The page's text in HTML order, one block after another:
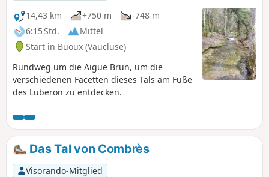
14,43 km
+750 m
-748 m
6:15 Std.
Mittel
Start in Buoux (Vaucluse)
Rundweg um die Aigue Brun, um die
verschiedenen Facetten dieses Tals am Fuße
des Luberon zu entdecken.
Das Tal von Combrès
Visorando-Mitglied